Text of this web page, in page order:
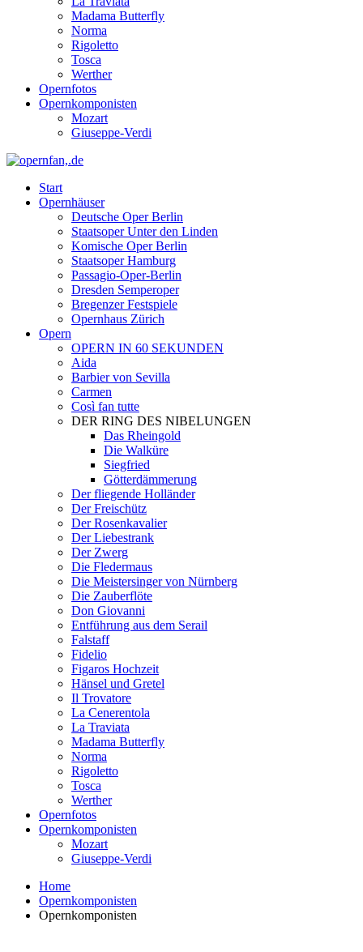
Madama Butterfly
Norma
Rigoletto
Tosca
Werther
Opernfotos
Opernkomponisten
Mozart
Giuseppe-Verdi
Start
Opernhäuser
Deutsche Oper Berlin
Staatsoper Unter den Linden
Komische Oper Berlin
Staatsoper Hamburg
Passagio-Oper-Berlin
Dresden Semperoper
Bregenzer Festspiele
Opernhaus Zürich
Opern
OPERN IN 60 SEKUNDEN
Aida
Barbier von Sevilla
Carmen
Così fan tutte
DER RING DES NIBELUNGEN
Das Rheingold
Die Walküre
Siegfried
Götterdämmerung
Der fliegende Holländer
Der Freischütz
Der Rosenkavalier
Der Liebestrank
Der Zwerg
Die Fledermaus
Die Meistersinger von Nürnberg
Die Zauberflöte
Don Giovanni
Entführung aus dem Serail
Falstaff
Fidelio
Figaros Hochzeit
Hänsel und Gretel
Il Trovatore
La Cenerentola
La Traviata
Madama Butterfly
Norma
Rigoletto
Tosca
Werther
Opernfotos
Opernkomponisten
Mozart
Giuseppe-Verdi
Home
Opernkomponisten
Opernkomponisten